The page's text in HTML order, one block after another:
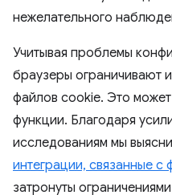
нежелательного
Учитывая проблемы
браузеры ограничивают
файлов cookie. Это
функции. Благодаря
исследованиям мы
интеграции, связанные с
затронуты